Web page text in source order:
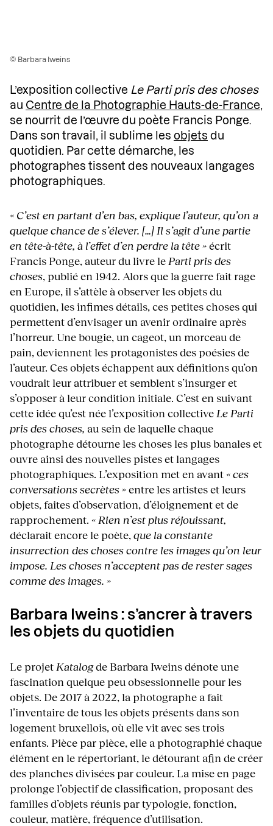
© Barbara Iweins
L’exposition collective Le Parti pris des choses
au Centre de la Photographie Hauts-de-France,
se nourrit de l’œuvre du poète Francis Ponge.
Dans son travail, il sublime les objets du
quotidien. Par cette démarche, les
photographes tissent des nouveaux langages
photographiques.
« C’est en partant d’en bas, explique l’auteur, qu’on a
quelque chance de s’élever. […] Il s’agit d’une partie
en tête-à-tête, à l’effet d’en perdre la tête »écrit
Francis Ponge, auteur du livre le Parti pris des
choses, publié en 1942. Alors que la guerre fait rage
en Europe, il s’attèle à observer les objets du
quotidien, les infimes détails, ces petites choses qui
permettent d’envisager un avenir ordinaire après
l’horreur. Une bougie, un cageot, un morceau de
pain, deviennent les protagonistes des poésies de
l’auteur. Ces objets échappent aux définitions qu’on
voudrait leur attribuer et semblent s’insurger et
s’opposer à leur condition initiale. C’est en suivant
cette idée qu’est née l’exposition collective Le Parti
pris des choses, au sein de laquelle chaque
photographe détourne les choses les plus banales et
ouvre ainsi des nouvelles pistes et langages
photographiques. L’exposition met en avant « ces
conversations secrètes »entre les artistes et leurs
objets, faites d’observation, d’éloignement et de
rapprochement. « Rien n’est plus réjouissant,
déclarait encore le poète,que la constante
insurrection des choses contre les images qu’on leur
impose. Les choses n’acceptent pas de rester sages
comme des images. »
Barbara Iweins : s’ancrer à travers
les objets du quotidien
Le projet Katalogde Barbara Iweins dénote une
fascination quelque peu obsessionnelle pour les
objets. De 2017 à 2022, la photographe a fait
l’inventaire de tous les objets présents dans son
logement bruxellois, où elle vit avec ses trois
enfants. Pièce par pièce, elle a photographié chaque
élément en le répertoriant, le détourant afin de créer
des planches divisées par couleur. La mise en page
prolonge l’objectif de classification, proposant des
familles d’objets réunis par typologie, fonction,
couleur, matière, fréquence d’utilisation.